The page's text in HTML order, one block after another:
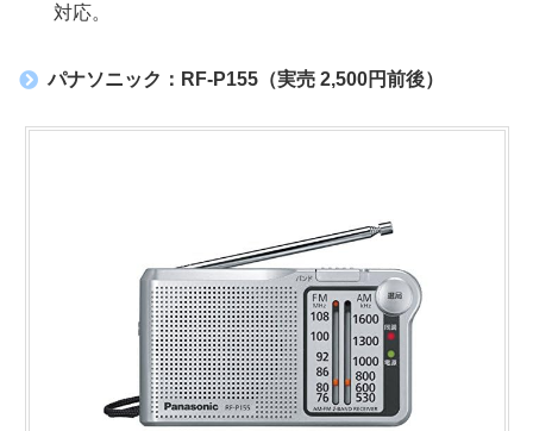
対応。
パナソニック：RF-P155（実売 2,500円前後）